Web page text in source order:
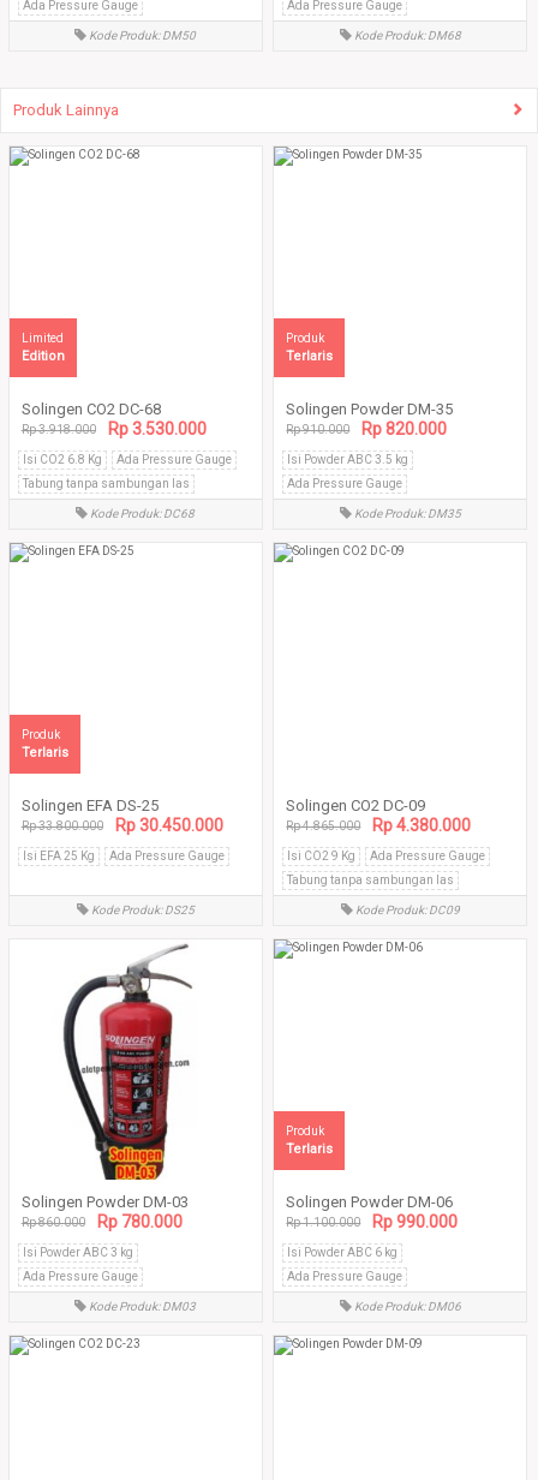
Ada Pressure Gauge
Tabung tanpa sambungan las
Kode Produk: DM50
Ada Pressure Gauge
Tabung tanpa sambungan las
Kode Produk: DM68
Produk Lainnya
Solingen CO2 DC-68
Limited
Edition
Rp 3.918.000 Rp 3.530.000
Isi CO2 6.8 Kg
Ada Pressure Gauge
Tabung tanpa sambungan las
Kode Produk: DC68
Solingen Powder DM-35
Produk
Terlaris
Rp 910.000 Rp 820.000
Isi Powder ABC 3.5 kg
Ada Pressure Gauge
Tabung tanpa sambungan las
Kode Produk: DM35
Solingen EFA DS-25
Produk
Terlaris
Rp 33.800.000 Rp 30.450.000
Isi EFA 25 Kg Ada Pressure Gauge
Kode Produk: DS25
Solingen CO2 DC-09
Rp 4.865.000 Rp 4.380.000
Isi CO2 9 Kg
Ada Pressure Gauge
Tabung tanpa sambungan las
Kode Produk: DC09
Solingen Powder DM-03
Rp 860.000 Rp 780.000
Isi Powder ABC 3 kg
Ada Pressure Gauge
Tabung tanpa sambungan las
Kode Produk: DM03
Solingen Powder DM-06
Produk
Terlaris
Rp 1.100.000 Rp 990.000
Isi Powder ABC 6 kg
Ada Pressure Gauge
Tabung tanpa sambungan las
Kode Produk: DM06